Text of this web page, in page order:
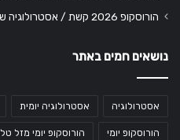
הורוסקופ 2026 קשת / אסטרולוגיה שנתית למזל קשת
נושאים חמים באתר
אסטרולוגיה אסטרולוגיה יומית
הורוסקופ יומי הורוסקופ יומי מזל